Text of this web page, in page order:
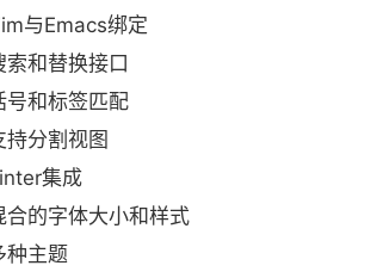
与Emacs绑定
索和替换接口
号和标签匹配
持分割视图
集成
合的字体大小和样式
种主题